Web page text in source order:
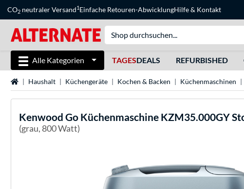
CO2 neutraler Versand1Einfache Retouren-AbwicklungHilfe& Kontakt
Alle Kategorien TAGESDEALS REFURBISHED
StartseiteHaushalt Küchengeräte Kochen & Backen Küchenmaschinen
Kenwood Go Küchenmaschine KZM35.000GY
(grau, 800 Watt)